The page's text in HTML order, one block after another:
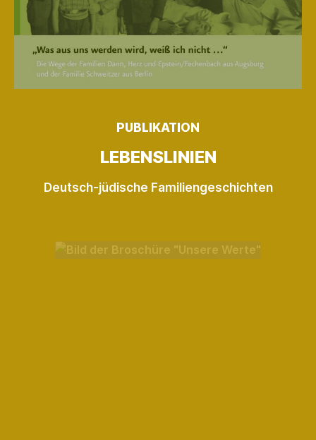
PUBLIKATION
LEBENS­LINIEN
Deutsch-jüdische Familiengeschichten